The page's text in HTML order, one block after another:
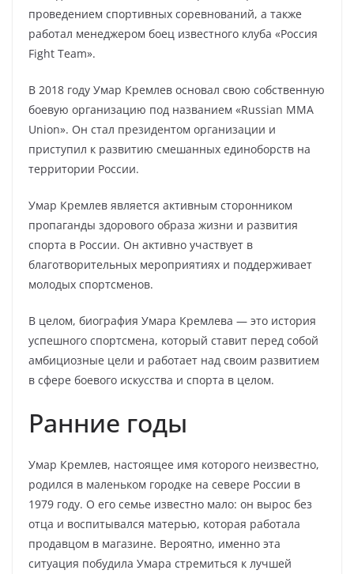
проведением спортивных соревнований, а также
работал менеджером боец известного клуба «Россия
Fight Team».
В 2018 году Умар Кремлев основал свою собственную
боевую организацию под названием «Russian MMA
Union». Он стал президентом организации и
приступил к развитию смешанных единоборств на
территории России.
Умар Кремлев является активным сторонником
пропаганды здорового образа жизни и развития
спорта в России. Он активно участвует в
благотворительных мероприятиях и поддерживает
молодых спортсменов.
В целом, биография Умара Кремлева — это история
успешного спортсмена, который ставит перед собой
амбициозные цели и работает над своим развитием
в сфере боевого искусства и спорта в целом.
Ранние годы
Умар Кремлев, настоящее имя которого неизвестно,
родился в маленьком городке на севере России в
1979 году. О его семье известно мало: он вырос без
отца и воспитывался матерью, которая работала
продавцом в магазине. Вероятно, именно эта
ситуация побудила Умара стремиться к лучшей